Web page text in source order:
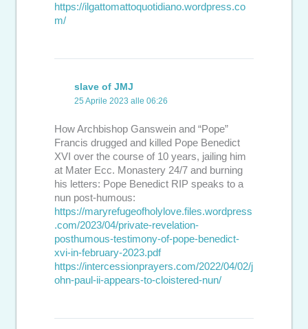
https://ilgattomattoquotidiano.wordpress.co
m/
slave of JMJ
25 Aprile 2023 alle 06:26
How Archbishop Ganswein and “Pope”
Francis drugged and killed Pope Benedict
XVI over the course of 10 years, jailing him
at Mater Ecc. Monastery 24/7 and burning
his letters: Pope Benedict RIP speaks to a
nun post-humous:
https://maryrefugeofholylove.files.wordpress
.com/2023/04/private-revelation-
posthumous-testimony-of-pope-benedict-
xvi-in-february-2023.pdf
https://intercessionprayers.com/2022/04/02/j
ohn-paul-ii-appears-to-cloistered-nun/